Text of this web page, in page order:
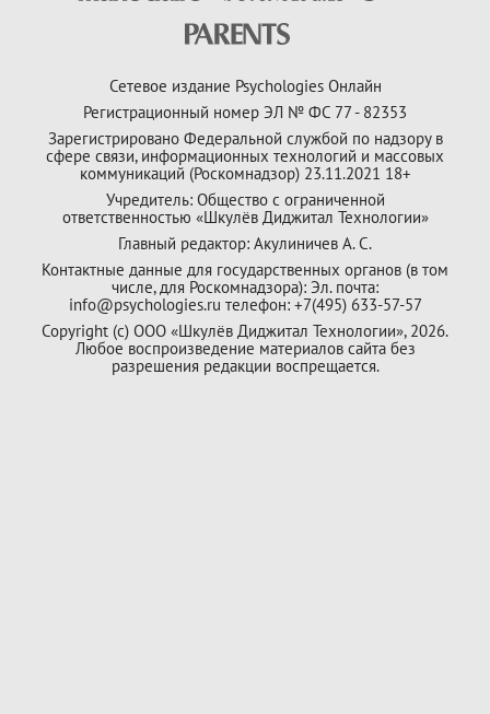
Сетевое издание Psychologies Онлайн
Регистрационный номер ЭЛ № ФС 77 - 82353
Зарегистрировано Федеральной службой по надзору в
сфере связи, информационных технологий и массовых
коммуникаций (Роскомнадзор) 23.11.2021 18+
Учредитель: Общество с ограниченной
ответственностью «Шкулёв Диджитал Технологии»
Главный редактор: Акулиничев А. С.
Контактные данные для государственных органов (в том
числе, для Роскомнадзора): Эл. почта:
info@psychologies.ru телефон: +7(495) 633-57-57
Copyright (с) ООО «Шкулёв Диджитал Технологии», 2026.
Любое воспроизведение материалов сайта без
разрешения редакции воспрещается.